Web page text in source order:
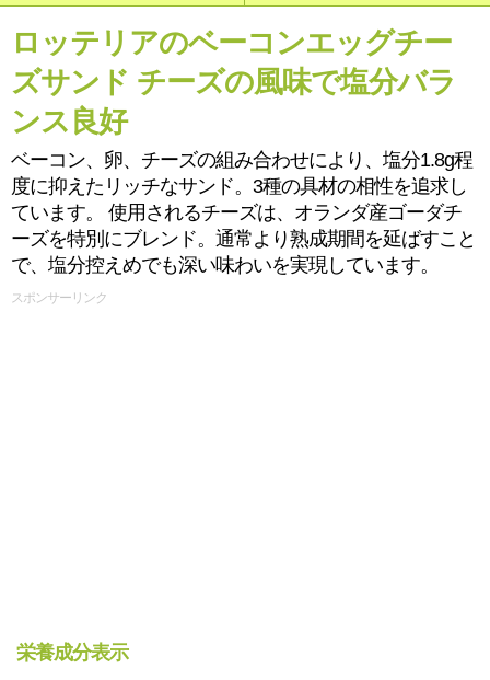
ロッテリアのベーコンエッグチー
ズサンド チーズの風味で塩分バラ
ンス良好
ベーコン、卵、チーズの組み合わせにより、塩分1.8g程
度に抑えたリッチなサンド。3種の具材の相性を追求し
ています。 使用されるチーズは、オランダ産ゴーダチ
ーズを特別にブレンド。通常より熟成期間を延ばすこと
で、塩分控えめでも深い味わいを実現しています。
スポンサーリンク
栄養成分表示